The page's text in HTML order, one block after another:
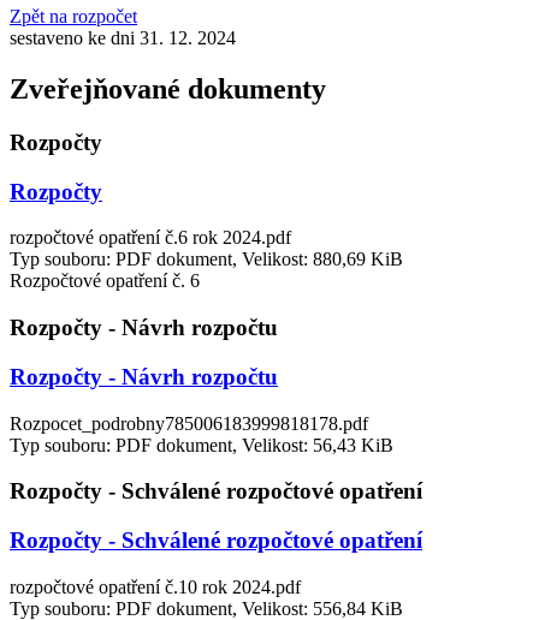
Zpět na rozpočet
sestaveno ke dni 31. 12. 2024
Zveřejňované dokumenty
Rozpočty
Rozpočty
rozpočtové opatření č.6 rok 2024.pdf
Typ souboru: PDF dokument, Velikost: 880,69 KiB
Rozpočtové opatření č. 6
Rozpočty - Návrh rozpočtu
Rozpočty - Návrh rozpočtu
Rozpocet_podrobny785006183999818178.pdf
Typ souboru: PDF dokument, Velikost: 56,43 KiB
Rozpočty - Schválené rozpočtové opatření
Rozpočty - Schválené rozpočtové opatření
rozpočtové opatření č.10 rok 2024.pdf
Typ souboru: PDF dokument, Velikost: 556,84 KiB